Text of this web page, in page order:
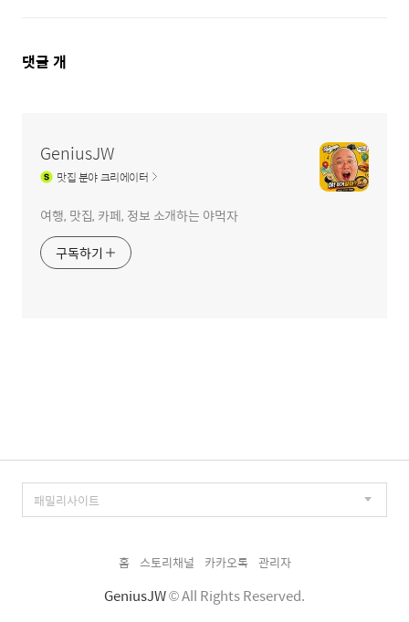
댓
댓글 개
GeniusJW
맛집분야 크리에이터
여행, 맛집, 카페, 정보 소개하는 야먹자
구독하기
홈 스토리채널 카카오톡 관리자
GeniusJW© All Rights Reserved.